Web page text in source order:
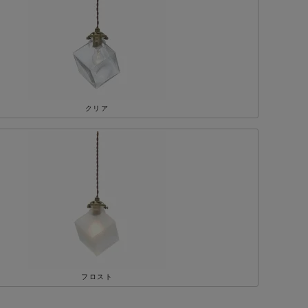
バブル
クリア
フロスト